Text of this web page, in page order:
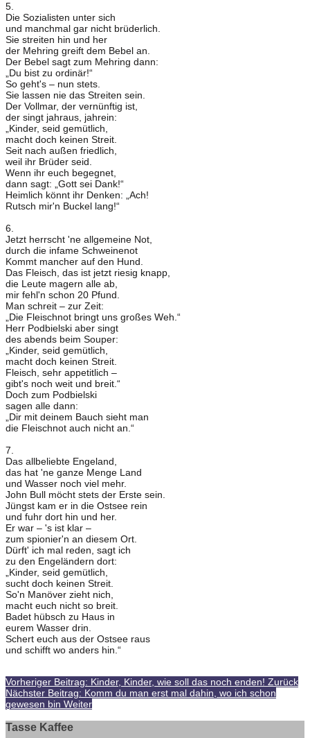
5.
Die Sozialisten unter sich
und manchmal gar nicht brüderlich.
Sie streiten hin und her
der Mehring greift dem Bebel an.
Der Bebel sagt zum Mehring dann:
„Du bist zu ordinär!“
So geht's – nun stets.
Sie lassen nie das Streiten sein.
Der Vollmar, der vernünftig ist,
der singt jahraus, jahrein:
„Kinder, seid gemütlich,
macht doch keinen Streit.
Seit nach außen friedlich,
weil ihr Brüder seid.
Wenn ihr euch begegnet,
dann sagt: „Gott sei Dank!“
Heimlich könnt ihr Denken: „Ach!
Rutsch mir'n Buckel lang!“
6.
Jetzt herrscht 'ne allgemeine Not,
durch die infame Schweinenot
Kommt mancher auf den Hund.
Das Fleisch, das ist jetzt riesig knapp,
die Leute magern alle ab,
mir fehl'n schon 20 Pfund.
Man schreit – zur Zeit:
„Die Fleischnot bringt uns großes Weh.“
Herr Podbielski aber singt
des abends beim Souper:
„Kinder, seid gemütlich,
macht doch keinen Streit.
Fleisch, sehr appetitlich –
gibt's noch weit und breit.“
Doch zum Podbielski
sagen alle dann:
„Dir mit deinem Bauch sieht man
die Fleischnot auch nicht an.“
7.
Das allbeliebte Engeland,
das hat 'ne ganze Menge Land
und Wasser noch viel mehr.
John Bull möcht stets der Erste sein.
Jüngst kam er in die Ostsee rein
und fuhr dort hin und her.
Er war – 's ist klar –
zum spionier'n an diesem Ort.
Dürft' ich mal reden, sagt ich
zu den Engeländern dort:
„Kinder, seid gemütlich,
sucht doch keinen Streit.
So'n Manöver zieht nich,
macht euch nicht so breit.
Badet hübsch zu Haus in
eurem Wasser drin.
Schert euch aus der Ostsee raus
und schifft wo anders hin.“
Vorheriger Beitrag: Kinder, Kinder, wie soll das noch enden! Zurück
Nächster Beitrag: Komm du man erst mal dahin, wo ich schon
gewesen bin Weiter
Tasse Kaffee